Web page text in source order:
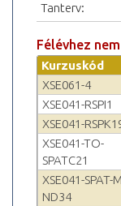
Tanterv:
Félévhez
Kurzuskód
XSE061-4
XSE041-RSPI1
XSE041-
XSE041-TO-
SPATC21
XSE041-SPAT-
ND34